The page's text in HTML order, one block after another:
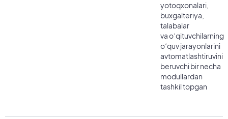
yotoqxonalari,
buxgalteriya,
talabalar
va oʻqituvchilarning
oʻquv jarayonlarini
avtomatlashtiruvini
beruvchi bir necha
modullardan
tashkil topgan